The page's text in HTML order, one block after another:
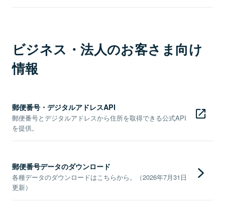
ビジネス・法人のお客さま向け
情報
郵便番号・デジタルアドレスAPI
郵便番号とデジタルアドレスから住所を取得できる公式API
を提供。
郵便番号データのダウンロード
各種データのダウンロードはこちらから。（2026年7月31日
更新）